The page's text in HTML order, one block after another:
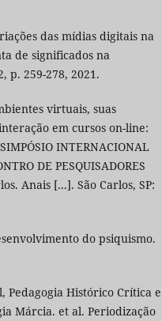
das mídias digitais na
de significados na
p. 259-278, 2021.
virtuais, suas
em cursos on-line:
INTERNACIONAL
DE PESQUISADORES
Anais [...]. São Carlos, SP:
do psiquismo.
Pedagogia Histórico Crítica e
Márcia. et al. Periodização